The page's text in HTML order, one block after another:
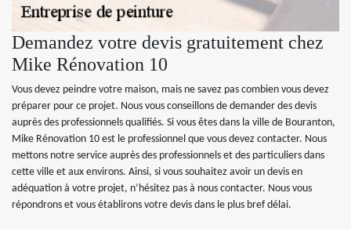
Demandez votre devis gratuitement chez
Mike Rénovation 10
Vous devez peindre votre maison, mais ne savez pas combien vous devez
préparer pour ce projet. Nous vous conseillons de demander des devis
auprès des professionnels qualifiés. Si vous êtes dans la ville de Bouranton,
Mike Rénovation 10 est le professionnel que vous devez contacter. Nous
mettons notre service auprès des professionnels et des particuliers dans
cette ville et aux environs. Ainsi, si vous souhaitez avoir un devis en
adéquation à votre projet, n’hésitez pas à nous contacter. Nous vous
répondrons et vous établirons votre devis dans le plus bref délai.